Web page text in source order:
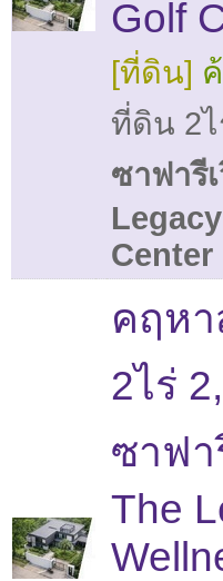
Golf
[ที่ดิน]
ที่ดิน 2ไ
ซาฟารี
Center
คฤห
2ไร่
ซาฟ
The